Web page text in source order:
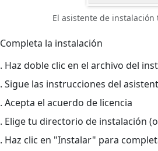
El asistente de
Completa la instalación
Haz doble clic en el archivo del
Sigue las instrucciones del
Acepta el acuerdo de licencia
Elige tu directorio de instalación
Haz clic en "Instalar" para